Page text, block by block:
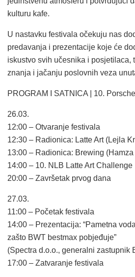
kulturu kafe.
U nastavku festivala očekuju nas
predavanja i prezentacije koje će
iskustvo svih učesnika i posjetilaca,
znanja i jačanju poslovnih veza
PROGRAM I SATNICA | 10.
26.03.
12:00 – Otvaranje festivala
12:30 – Radionica: Latte Art (Lejla
13:00 – Radionica: Brewing
14:00 – 10. NLB Latte Art Challenge
20:00 – Završetak prvog dana
27.03.
11:00 – Početak festivala
14:00 – Prezentacija: “Pametna
zašto BWT bestmax pobjeđuje”
(Spectra d.o.o., generalni zastupnik
17:00 – Zatvaranje festivala